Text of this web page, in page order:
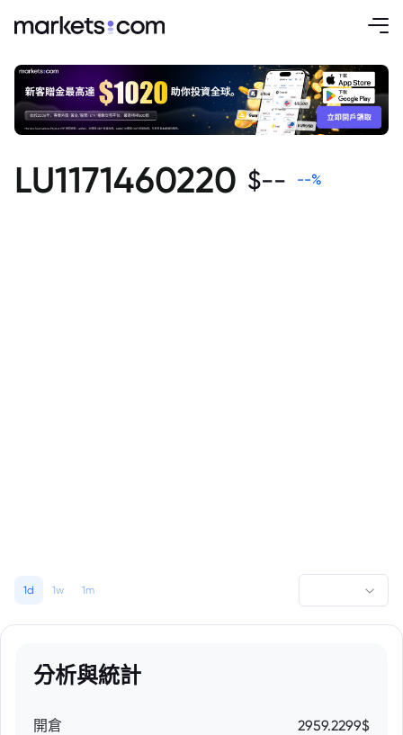
LU1171460220 $-- --%
1d 1w 1m
分析與統計
開倉 2959.2299$